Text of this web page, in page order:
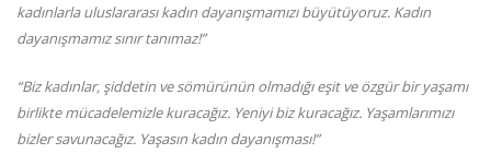
kadınlarla uluslararası kadın dayanışmamızı büyütüyoruz. Kadın
dayanışmamız sınır tanımaz!”
“Biz kadınlar, şiddetin ve sömürünün olmadığı eşit ve özgür bir yaşamı
birlikte mücadelemizle kuracağız. Yeniyi biz kuracağız. Yaşamlarımızı
bizler savunacağız. Yaşasın kadın dayanışması!”